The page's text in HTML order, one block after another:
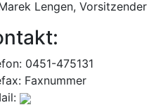
Lengen, Vorsitzender
0451-475131
Faxnummer